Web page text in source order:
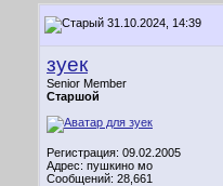
31.10.2024, 14:39
зуек
Senior Member
Старшой
Регистрация: 09.02.2005
Адрес: пушкино мо
Сообщений: 28,661